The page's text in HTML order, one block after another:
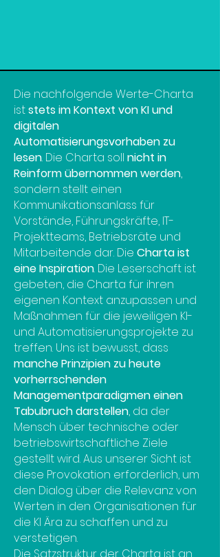
Die nachfolgende Werte-Charta
iststets im Kontext von KI und
digitalen
Automatisierungsvorhaben zu
lesen. Die Charta soll nicht in
Reinform übernommen werden,
sondern stellt einen
Kommunikationsanlass für
Vorstände, Führungskräfte, IT-
Projektteams, Betriebsräte und
Mitarbeitende dar. Die Charta ist
eine Inspiration. Die Leserschaft ist
gebeten, die Charta für ihren
eigenen Kontext anzupassen und
Maßnahmen für die jeweiligen KI-
und Automatisierungsprojekte zu
treffen. Uns ist bewusst, dass
manche Prinzipien zu heute
vorherrschenden
Managementparadigmen einen
Tabubruch darstellen, da der
Mensch über technische oder
betriebswirtschaftliche Ziele
gestellt wird. Aus unserer Sicht ist
diese Provokation erforderlich, um
den Dialog über die Relevanz von
Werten in den Organisationen für
die KI Ära zu schaffen und zu
verstetigen.